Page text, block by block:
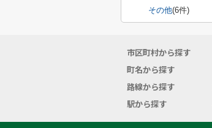
その他(6件)
市区町村から探す
町名から探す
路線から探す
駅から探す